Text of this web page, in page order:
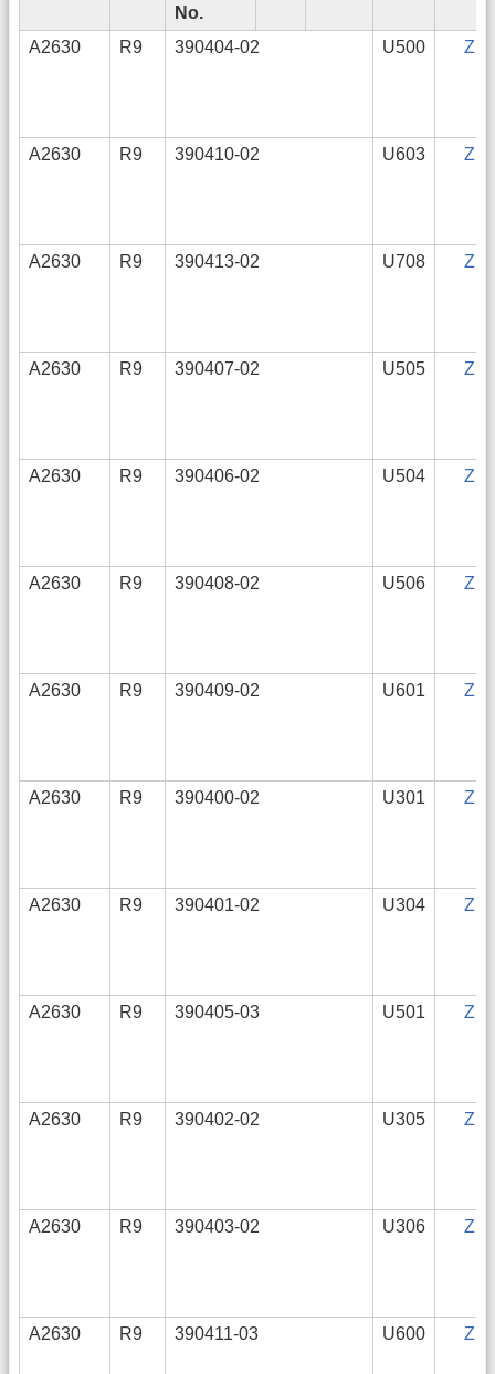
No.
A2630 R9 390404-02 U500 ZIP
A2630 R9 390410-02 U603 ZIP
A2630 R9 390413-02 U708 ZIP
A2630 R9 390407-02 U505 ZIP
A2630 R9 390406-02 U504 ZIP
A2630 R9 390408-02 U506 ZIP
A2630 R9 390409-02 U601 ZIP
A2630 R9 390400-02 U301 ZIP
A2630 R9 390401-02 U304 ZIP
A2630 R9 390405-03 U501 ZIP
A2630 R9 390402-02 U305 ZIP
A2630 R9 390403-02 U306 ZIP
A2630 R9 390411-03 U600 ZIP